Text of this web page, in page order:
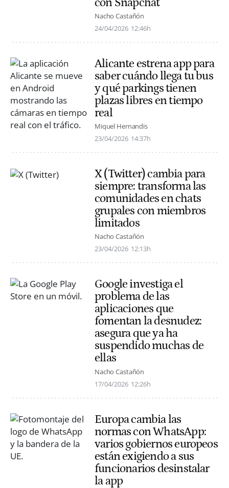
Nacho Castañón
24/04/2026 12:46h
Alicante estrena app para
saber cuándo llega tu bus
y qué parkings tienen
plazas libres en tiempo
real
Miquel Hernandis
23/04/2026 14:37h
X (Twitter) cambia para
siempre: transforma las
comunidades en chats
grupales con miembros
limitados
Nacho Castañón
23/04/2026 12:13h
Google investiga el
problema de las
aplicaciones que
fomentan la desnudez:
asegura que ya ha
suspendido muchas de
ellas
Nacho Castañón
17/04/2026 12:26h
Europa cambia las
normas con WhatsApp:
varios gobiernos europeos
están exigiendo a sus
funcionarios desinstalar
la app